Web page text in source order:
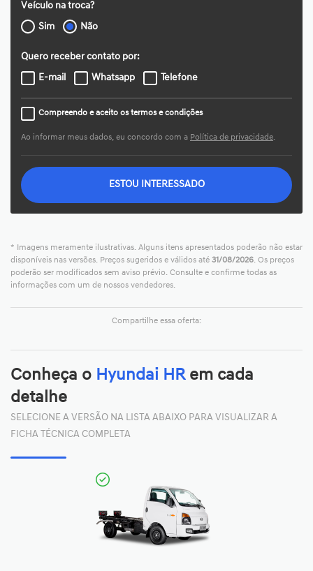
* Imagens meramente ilustrativas. Alguns itens apresentados poderão não estar
disponíveis nas versões. Preços sugeridos e válidos até 31/08/2026. Os preços
poderão ser modificados sem aviso prévio. Consulte e confirme todas as
informações com um de nossos vendedores.
Compartilhe essa oferta:
Veículo na troca?
Sim
Não
Quero receber contato por:
E-mail
Whatsapp Telefone
Compreendo e aceito os termos e condições
Ao informar meus dados, eu concordo com a Política de privacidade.
ESTOU INTERESSADO
Conheça o Hyundai HR em cada
detalhe
SELECIONE A VERSÃO NA LISTA ABAIXO PARA VISUALIZAR A
FICHA TÉCNICA COMPLETA